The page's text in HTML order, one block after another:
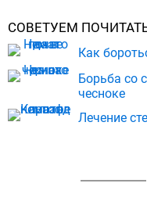
СОВЕТУЕМ
Как
Борьба со
чесноке
Лечение